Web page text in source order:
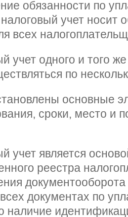
обязанности по
налоговый учет носит
всех
учет одного и того
по
основные
сроки, место и
учет является
реестра
документах по
наличие